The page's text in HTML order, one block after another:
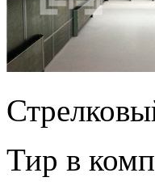
Тир в